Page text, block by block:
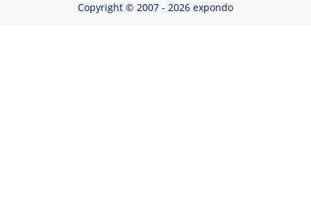
Copyright © 2007 - 2026 expondo